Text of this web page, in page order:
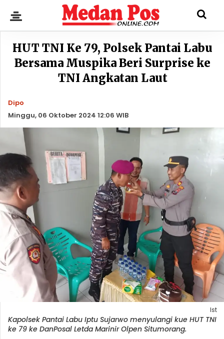
HUT TNI Ke 79, Polsek Pantai Labu
Bersama Muspika Beri Surprise ke
TNI Angkatan Laut
Dipo
Minggu, 06 Oktober 2024 12:06 WIB
Ist
Kapolsek Pantai Labu Iptu Sujarwo menyulangi kue HUT TNI
ke 79 ke DanPosal Letda Marinir Olpen Situmorang.